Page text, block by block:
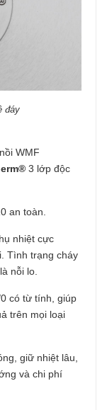
đáy
WMF
3 lớp độc
an toàn.
nhiệt cực
Tình trạng cháy
nỗi lo.
có từ tính, giúp
trên mọi loại
giữ nhiệt lâu,
và chi phí